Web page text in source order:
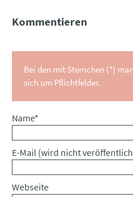
Kommentieren
Bei den mit Sternchen (*)
sich um Pflichtfelder.
Pflichtfeld
Name*
Pflichtfeld
E-Mail (wird nicht
Webseite